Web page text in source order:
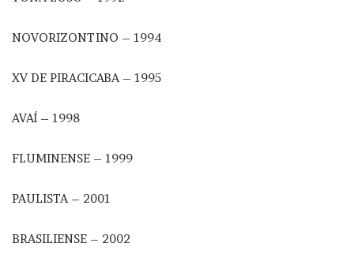
NOVORIZONTINO – 1994
XV DE PIRACICABA – 1995
AVAÍ – 1998
FLUMINENSE – 1999
PAULISTA – 2001
BRASILIENSE – 2002